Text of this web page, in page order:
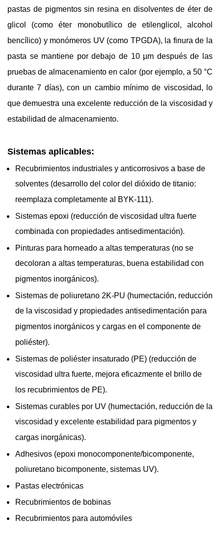
pastas de pigmentos sin resina en disolventes de éter de
glicol (como éter monobutílico de etilenglicol, alcohol
bencílico) y monómeros UV (como TPGDA), la finura de la
pasta se mantiene por debajo de 10 µm después de las
pruebas de almacenamiento en calor (por ejemplo, a 50 °C
durante 7 días), con un cambio mínimo de viscosidad, lo
que demuestra una excelente reducción de la viscosidad y
estabilidad de almacenamiento.
Sistemas aplicables:
Recubrimientos industriales y anticorrosivos a base de
solventes (desarrollo del color del dióxido de titanio:
reemplaza completamente al BYK-111).
Sistemas epoxi (reducción de viscosidad ultra fuerte
combinada con propiedades antisedimentación).
Pinturas para horneado a altas temperaturas (no se
decoloran a altas temperaturas, buena estabilidad con
pigmentos inorgánicos).
Sistemas de poliuretano 2K-PU (humectación, reducción
de la viscosidad y propiedades antisedimentación para
pigmentos inorgánicos y cargas en el componente de
poliéster).
Sistemas de poliéster insaturado (PE) (reducción de
viscosidad ultra fuerte, mejora eficazmente el brillo de
los recubrimientos de PE).
Sistemas curables por UV (humectación, reducción de la
viscosidad y excelente estabilidad para pigmentos y
cargas inorgánicas).
Adhesivos (epoxi monocomponente/bicomponente,
poliuretano bicomponente, sistemas UV).
Pastas electrónicas
Recubrimientos de bobinas
Recubrimientos para automóviles